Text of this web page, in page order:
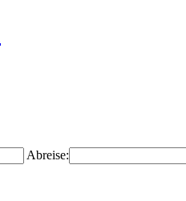
Abreise: